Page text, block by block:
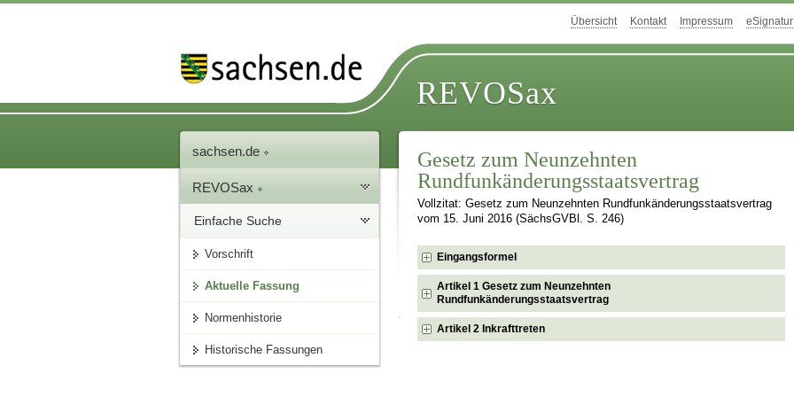
Übersicht Kontakt Impressum eSignatur
REVOSax
sachsen.de
REVOSax
Einfache Suche
Vorschrift
Aktuelle Fassung
Normenhistorie
Historische Fassungen
Gesetz zum Neunzehnten
Rundfunkänderungsstaatsvertrag
Vollzitat: Gesetz zum Neunzehnten Rundfunkänderungsstaatsvertrag
vom 15. Juni 2016 (SächsGVBl. S. 246)
Eingangsformel
Artikel 1 Gesetz zum Neunzehnten
Rundfunkänderungsstaatsvertrag
Artikel 2 Inkrafttreten